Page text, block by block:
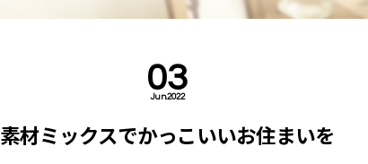
03
Jun.2022
素材ミックスでかっこいいお住まいを